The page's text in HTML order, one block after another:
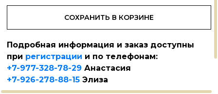
СОХРАНИТЬ В КОРЗИНЕ
Подробная информация и заказ доступны
при регистрации и по телефонам:
+7-977-328-78-29 Анастасия
+7-926-278-88-15 Элиза